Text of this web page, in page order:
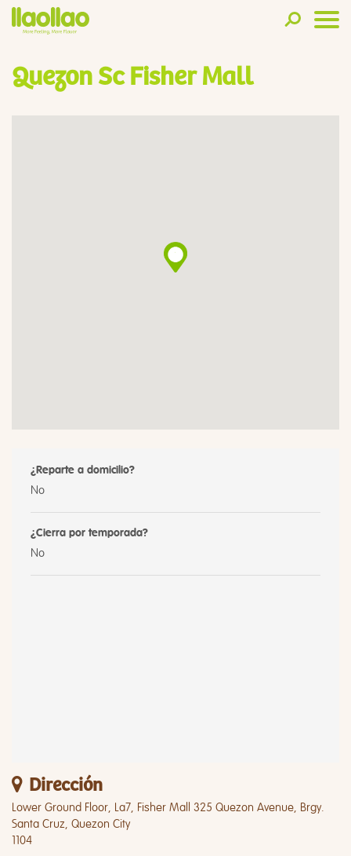
Quezon Sc Fisher Mall
¿Reparte a domicilio?
No
¿Cierra por temporada?
No
Dirección
Lower Ground Floor, La7, Fisher Mall 325 Quezon Avenue, Brgy.
Santa Cruz, Quezon City
1104